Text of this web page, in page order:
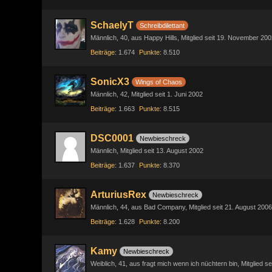
SchaelyT
Schreibdilettant
Männlich 40 aus Happy Hills
Mitglied seit 19. November
Beiträge
1.674 Punkte 8.510
SonicX3
Wings of Chaos
Männlich 42
Mitglied seit 1. Juni 2002
Beiträge
1.663 Punkte 8.515
DSC0001
Newbieschreck
Männlich
Mitglied seit 13. August 2002
Beiträge
1.637 Punkte 8.370
ArturiusRex
Newbieschreck
Männlich 44 aus Bad Company
Mitglied seit 21. August 2006
Beiträge
1.628 Punkte 8.200
Kamy
Newbieschreck
Weiblich 41 aus fragt mich wenn ich nüchtern bin Mitglied